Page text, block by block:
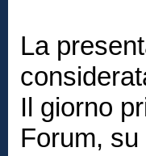
La
Il giorno
Forum,